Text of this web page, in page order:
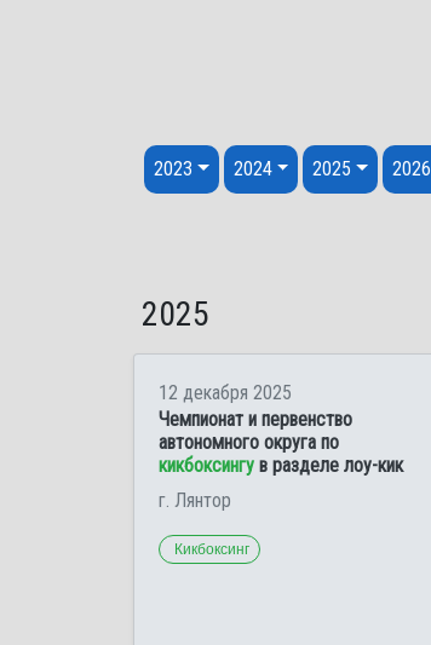
Перейти к содержанию
2023 2024 2025 2026
2025
12 декабря 2025
Чемпионат и первенство
автономного округа по
кикбоксингу в разделе лоу-кик
г. Лянтор
Кикбоксинг